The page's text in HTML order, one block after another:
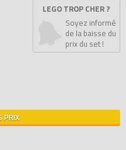
LEGO TROP CHER ?
Soyez informé
de la baisse du
prix du set !
PRIX